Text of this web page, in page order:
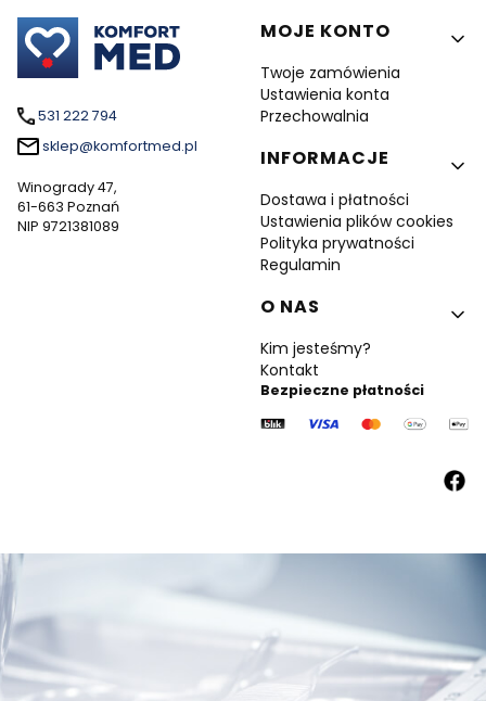
531 222 794
sklep@komfortmed.pl
Winogrady 47,
61-663 Poznań
NIP 9721381089
Linki w stopce
MOJE KONTO
Twoje zamówienia
Ustawienia konta
Przechowalnia
INFORMACJE
Dostawa i płatności
Ustawienia plików cookies
Polityka prywatności
Regulamin
O NAS
Kim jesteśmy?
Kontakt
Bezpieczne płatności